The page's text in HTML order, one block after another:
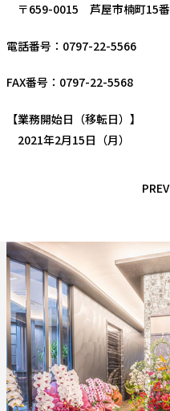
〒659-0015 芦屋市楠町15
電話番号：0797-22-5566
FAX番号：0797-22-5568
【業務開始日（移転日）】
2021年2月15日（月）
PREV